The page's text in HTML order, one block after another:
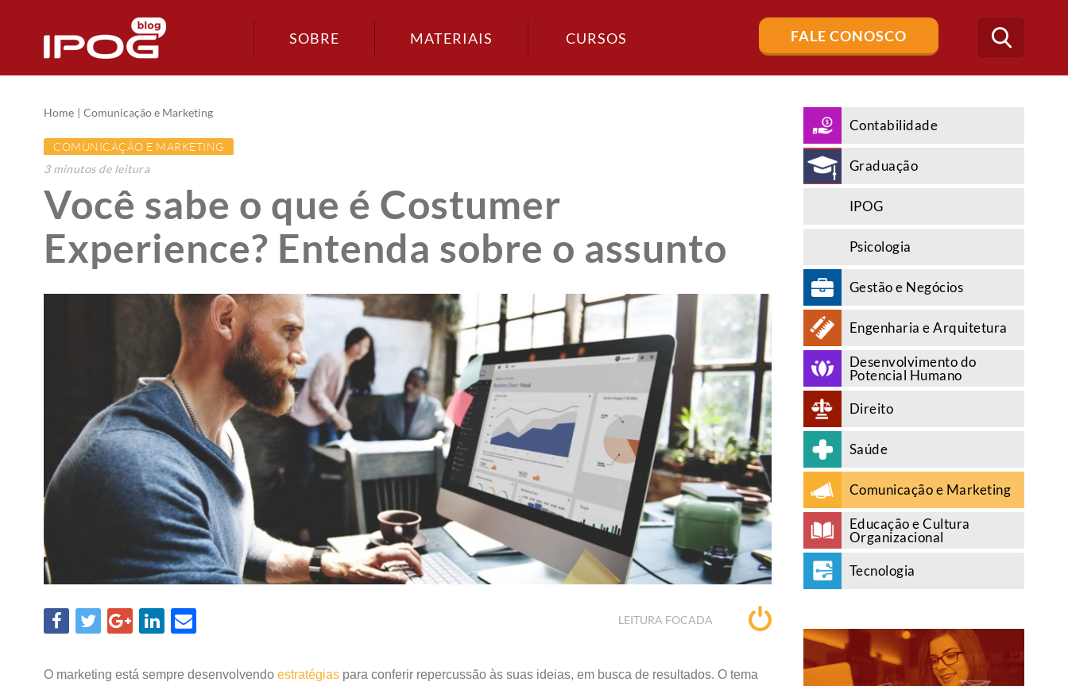
SOBRE MATERIAIS CURSOS FALE CONOSCO
Buscar
no
blog
Home Comunicação e Marketing
COMUNICAÇÃO E MARKETING
3 minutosde leitura
Você sabe o que é Costumer
Experience? Entenda sobre o assunto
LEITURA FOCADA
O marketing está sempre desenvolvendo estratégias para conferir repercussão às suas ideias, em busca de resultados. O tema
Contabilidade
Graduação
IPOG
Psicologia
Gestão e Negócios
Engenharia e Arquitetura
Desenvolvimento do
Potencial Humano
Direito
Saúde
Comunicação e Marketing
Educação e Cultura
Organizacional
Tecnologia